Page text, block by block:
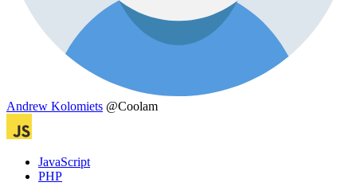
Andrew Kolomiets @Coolam
JavaScript
PHP